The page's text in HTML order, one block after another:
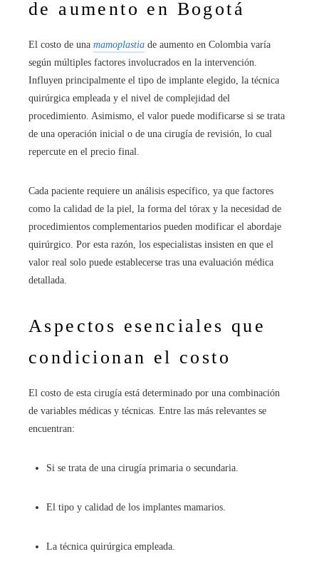
de aumento en Bogotá
El costo de una mamoplastia de aumento en Colombia varía
según múltiples factores involucrados en la intervención.
Influyen principalmente el tipo de implante elegido, la técnica
quirúrgica empleada y el nivel de complejidad del
procedimiento. Asimismo, el valor puede modificarse si se trata
de una operación inicial o de una cirugía de revisión, lo cual
repercute en el precio final.
Cada paciente requiere un análisis específico, ya que factores
como la calidad de la piel, la forma del tórax y la necesidad de
procedimientos complementarios pueden modificar el abordaje
quirúrgico. Por esta razón, los especialistas insisten en que el
valor real solo puede establecerse tras una evaluación médica
detallada.
Aspectos esenciales que
condicionan el costo
El costo de esta cirugía está determinado por una combinación
de variables médicas y técnicas. Entre las más relevantes se
encuentran:
Si se trata de una cirugía primaria o secundaria.
El tipo y calidad de los implantes mamarios.
La técnica quirúrgica empleada.